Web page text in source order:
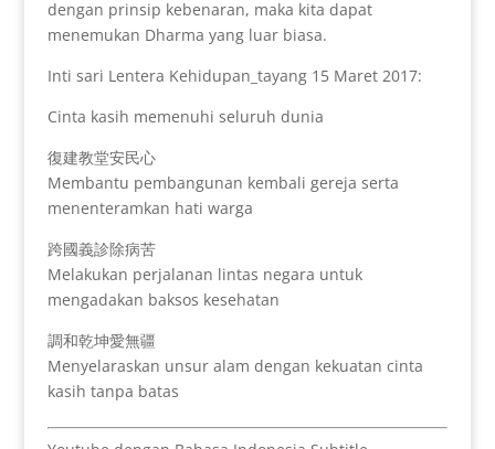
dengan prinsip kebenaran, maka kita dapat
menemukan Dharma yang luar biasa.
Inti sari Lentera Kehidupan_tayang 15 Maret 2017:
Cinta kasih memenuhi seluruh dunia
復建教堂安民心
Membantu pembangunan kembali gereja serta
menenteramkan hati warga
跨國義診除病苦
Melakukan perjalanan lintas negara untuk
mengadakan baksos kesehatan
調和乾坤愛無疆
Menyelaraskan unsur alam dengan kekuatan cinta
kasih tanpa batas